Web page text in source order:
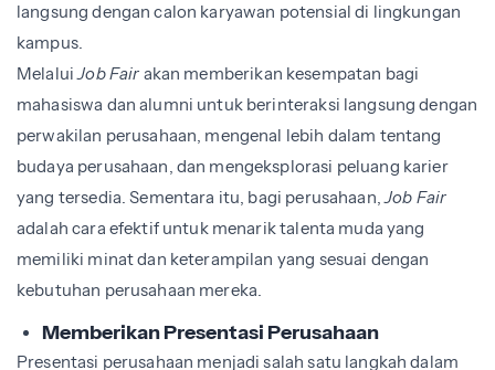
langsung dengan calon karyawan potensial di lingkungan
kampus.
MelaluiJob Fair akan memberikan kesempatan bagi
mahasiswa dan alumni untuk berinteraksi langsung dengan
perwakilan perusahaan, mengenal lebih dalam tentang
budaya perusahaan, dan mengeksplorasi peluang karier
yang tersedia. Sementara itu, bagi perusahaan,Job Fair
adalah cara efektif untuk menarik talenta muda yang
memiliki minat dan keterampilan yang sesuai dengan
kebutuhan perusahaan mereka.
Memberikan Presentasi Perusahaan
Presentasi perusahaan menjadi salah satu langkah dalam